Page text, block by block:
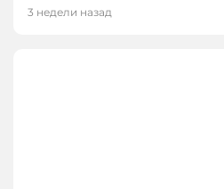
3 недели назад